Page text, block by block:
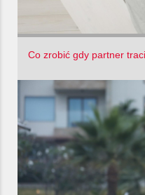
Co zrobić gdy partner